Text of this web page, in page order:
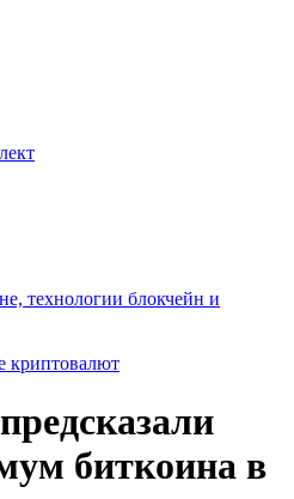
технологии блокчейн и
криптовалют
биткоина в